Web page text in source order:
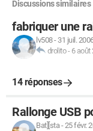
Discussions similaires
fabriquer une
lv508- 31 juil.
drolito- 6 août
14 réponses
Rallonge USB
Bat][sta-25 févr.